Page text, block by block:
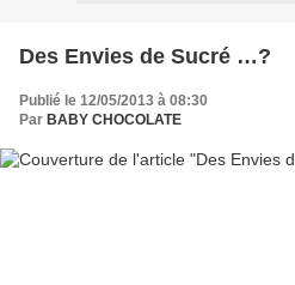
Des Envies de Sucré …?
Publié le 12/05/2013 à 08:30
Par BABY CHOCOLATE